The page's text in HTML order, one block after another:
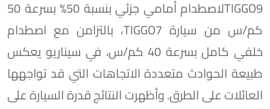
TIGGO9لاصطدام أمامي جزئي بنسبة 50% بسرعة 50
كم/س من سيارة TIGGO7، بالتزامن مع اصطدام
خلفي كامل بسرعة 40 كم/س، في سيناريو يعكس
طبيعة الحوادث متعددة الاتجاهات التي قد تواجهها
العائلات على الطرق. وأظهرت النتائج قدرة السيارة على